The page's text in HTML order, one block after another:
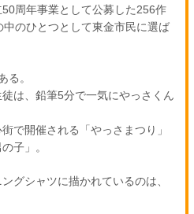
周年事業として公募した256作
のひとつとして東金市民に選ば
る。
は、鉛筆5分で一気にやっさくん
で開催される「やっさまつり」
子」。
グシャツに描かれているのは、